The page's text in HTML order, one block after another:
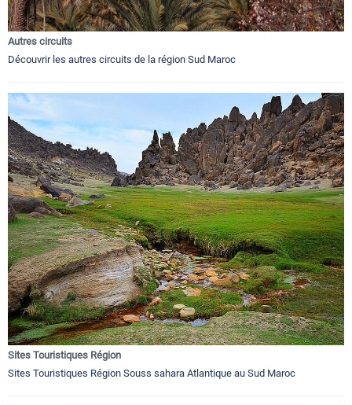
Autres circuits
Découvrir les autres circuits de la région Sud Maroc
Sites Touristiques Région
Sites Touristiques Région Souss sahara Atlantique au Sud Maroc